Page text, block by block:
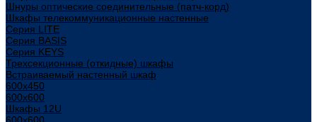
Шнуры оптические соединительные (патч-корд)
Шкафы телекоммуникационные настенные
Cерия LITE
Cерия BASIS
Cерия KEYS
Трехсекционные (откидные) шкафы
Встраиваемый настенный шкаф
600x450
600x600
Шкафы 12U